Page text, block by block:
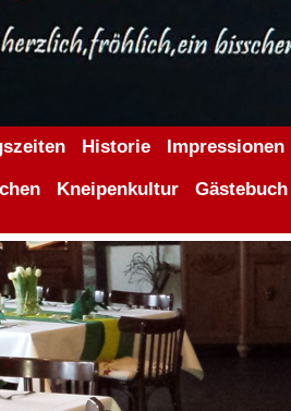
Historie Impressionen
Kneipenkultur Gästebuch